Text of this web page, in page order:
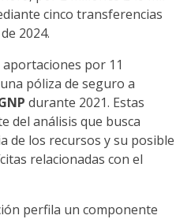
cinco transferencias
2024.
por 11
póliza de seguro a
durante 2021. Estas
del análisis que busca
de los recursos y su posible
relacionadas con el
perfila un componente